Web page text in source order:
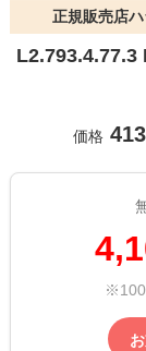
正規販売店
L2.793.4.77.3
価格
※100